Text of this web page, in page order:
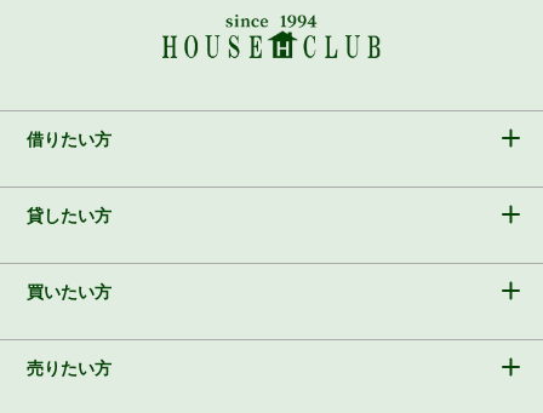
借りたい方
貸したい方
買いたい方
売りたい方